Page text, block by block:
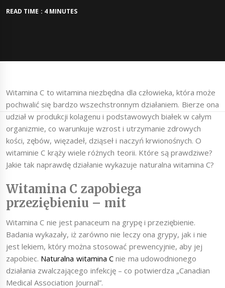
READ TIME : 4 MINUTES
Witamina C to witamina niezbędna dla człowieka, która może
pochwalić się bardzo wszechstronnym działaniem. Bierze ona
udział w produkcji kolagenu i podstawowych białek w całym
organizmie, co warunkuje wzrost i utrzymanie zdrowych
kości, zębów, więzadeł, dziąseł i naczyń krwionośnych. O
witaminie C krąży wiele różnych teorii. Które są prawdziwe?
Jakie tak naprawdę działanie wykazuje naturalna witamina C?
Witamina C zapobiega
przeziębieniu – mit
Witamina C nie jest panaceum na grypę i przeziębienie.
Badania wykazały, iż zarówno nie leczy ona grypy, jak i nie
jest lekiem, który można stosować prewencyjnie, aby jej
zapobiec. Naturalna witamina Cnie ma udowodnionego
działania zwalczającego infekcję – co potwierdza „Canadian
Medical Association Journal”.